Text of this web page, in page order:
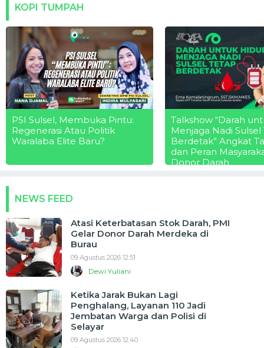
KOPI TUMPAH
PSI Sulsel, Membuka Pintu:
Regenerasi Atau Politik
Waralaba Elite Baru?
Talkshow “Darah
Menjaga Nadi Sulsel
Berdetak” Angkat
dan Peran
Donor Darah
NEWS FEED
Atasi Keterbatasan Stok Darah, PMI
Gelar Donor Darah Merdeka di
Burau
09 Agustus 2026 12:51
Dewi Yuliani
Ketika Jarak Bukan Lagi
Penghalang, Layanan 110 Jadi
Jembatan Warga dan Polisi di
Selayar
09 Agustus 2026 12:40